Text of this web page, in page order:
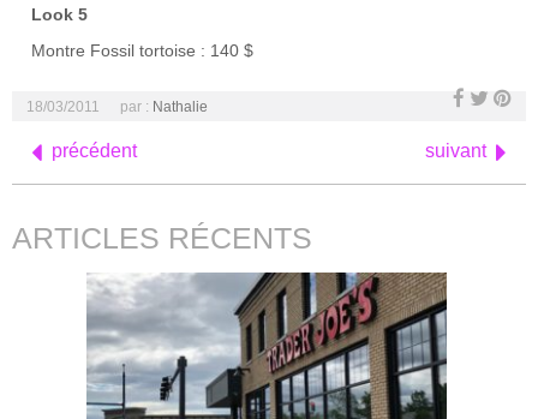
Look 5
Montre Fossil tortoise : 140 $
18/03/2011 par : Nathalie
précédent suivant
ARTICLES RÉCENTS